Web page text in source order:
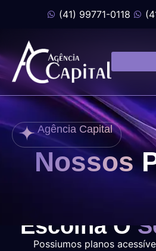
(41) 99771-0118
Agência Capital
Nossos
Escolha O
Possiumos planos